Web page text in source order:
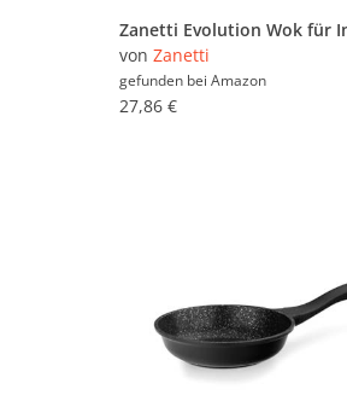
von Zanetti
gefunden bei Amazon
27,86 €